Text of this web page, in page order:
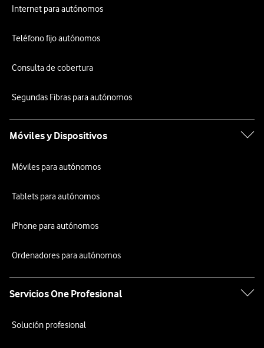
Internet para autónomos
Teléfono fijo autónomos
Consulta de cobertura
Segundas Fibras para autónomos
Móviles y Dispositivos
Móviles para autónomos
Tablets para autónomos
iPhone para autónomos
Ordenadores para autónomos
Servicios One Profesional
Solución profesional